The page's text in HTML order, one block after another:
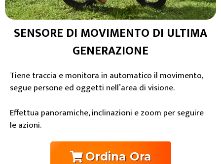
SENSORE DI MOVIMENTO DI ULTIMA
GENERAZIONE
Tiene traccia e monitora in automatico il movimento,
segue persone ed oggetti nell’area di visione.
Effettua panoramiche, inclinazioni e zoom per seguire
le azioni.
Ordina Ora